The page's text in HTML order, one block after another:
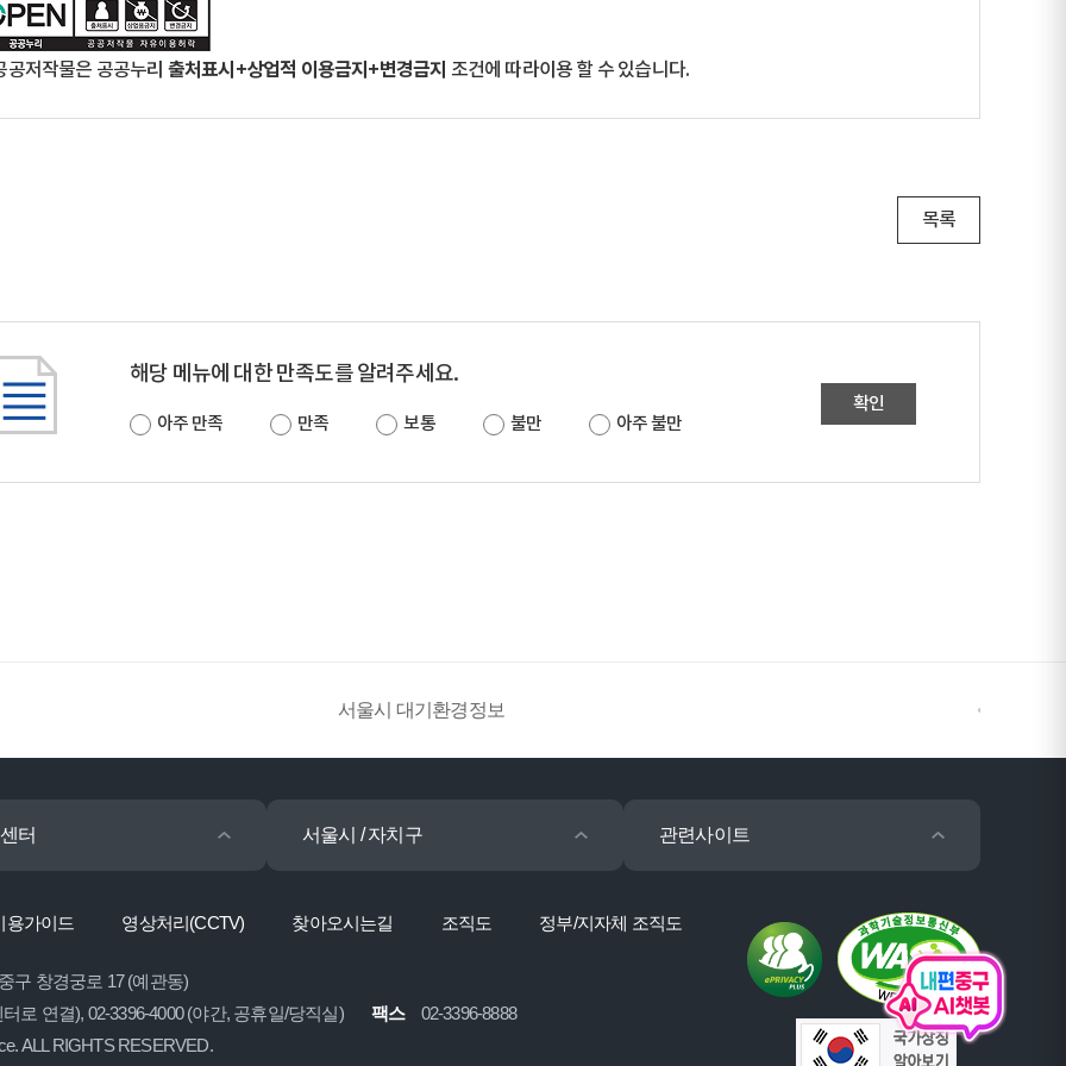
공저작물은 공공누리 출처표시+상업적 이용금지+변경금지 조건에 따라이용 할 수 있습니다.
목록
해당 메뉴에 대한 만족도를 알려주세요.
아주 만족 만족 보통 불만 아주 불만
확인
서울시 대기환경정보
터 서울시 / 자치구 관련사이트
용가이드 영상처리(CCTV) 찾아오시는길 조직도 정부/지자체 조직도
구 창경궁로 17 (예관동)
로 연결), 02-3396-4000 (야간, 공휴일/당직실)
팩스
02-3396-8888
ALL RIGHTS RESERVED.